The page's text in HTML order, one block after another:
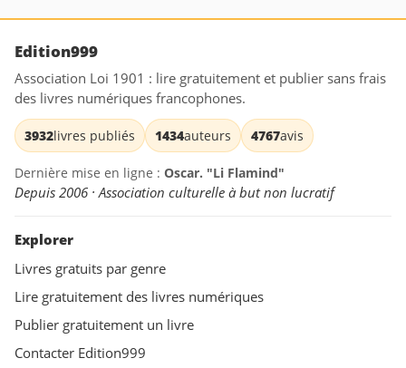
Edition999
Association Loi 1901 : lire gratuitement et publier sans frais
des livres numériques francophones.
3932livres publiés 1434auteurs 4767avis
Dernière mise en ligne : Oscar. "Li Flamind"
Depuis 2006 · Association culturelle à but non lucratif
Explorer
Livres gratuits par genre
Lire gratuitement des livres numériques
Publier gratuitement un livre
Contacter Edition999